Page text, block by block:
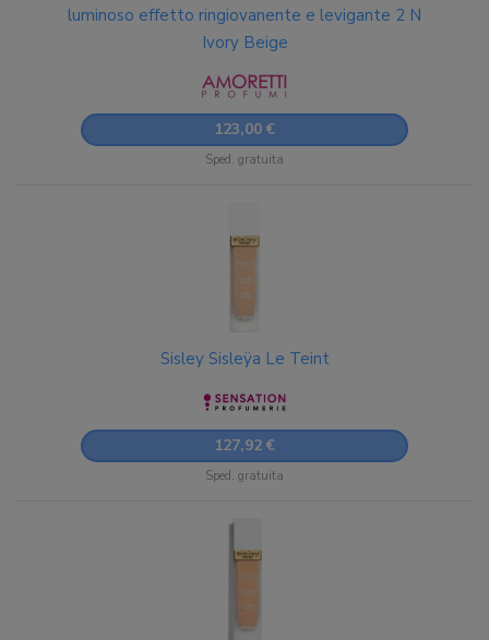
luminoso effetto ringiovanente e levigante 2 N
Ivory Beige
123,00 €
Sped. gratuita
Sisley Sisleÿa Le Teint
127,92 €
Sped. gratuita